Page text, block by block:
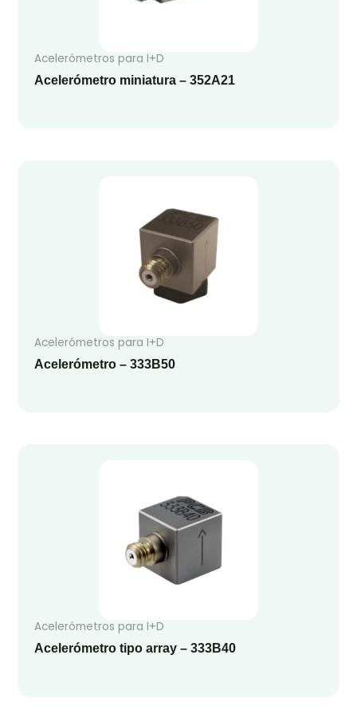
Acelerómetros para I+D
Acelerómetro miniatura – 352A21
Acelerómetros para I+D
Acelerómetro – 333B50
Acelerómetros para I+D
Acelerómetro tipo array – 333B40